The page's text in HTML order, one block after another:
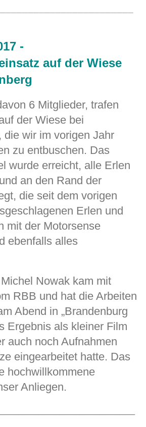
-
auf der Wiese
6 Mitglieder, trafen
der Wiese bei
die wir im vorigen Jahr
zu entbuschen. Das
wurde erreicht, alle Erlen
an den Rand der
die seit dem vorigen
Erlen und
mit der Motorsense
ebenfalls alles
Nowak kam mit
RBB und hat die Arbeiten
Abend in „Brandenburg
Ergebnis als kleiner Film
auch noch Aufnahmen
eingearbeitet hatte. Das
hochwillkommene
Anliegen.